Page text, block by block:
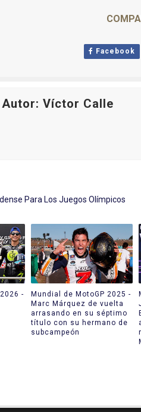
Facebook
Autor: Víctor Calle
Para Los Juegos Olímpicos
-
Mundial de MotoGP 2025 -
Marc Márquez de vuelta
arrasando en su séptimo
título con su hermano de
subcampeón